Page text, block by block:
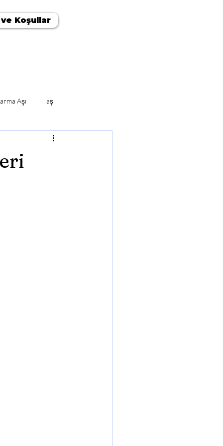
Koşullar
Aşı aşı